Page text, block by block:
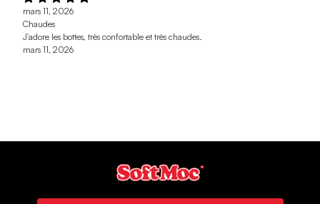
mars 11, 2026
Chaudes
J’adore les bottes, très confortable et très chaudes.
mars 11, 2026